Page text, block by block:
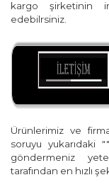
kargo şirketinin
edebilrsiniz.
Ürünlerimiz ve
soruyu yukarıdaki
göndermeniz
tarafından en hızlı